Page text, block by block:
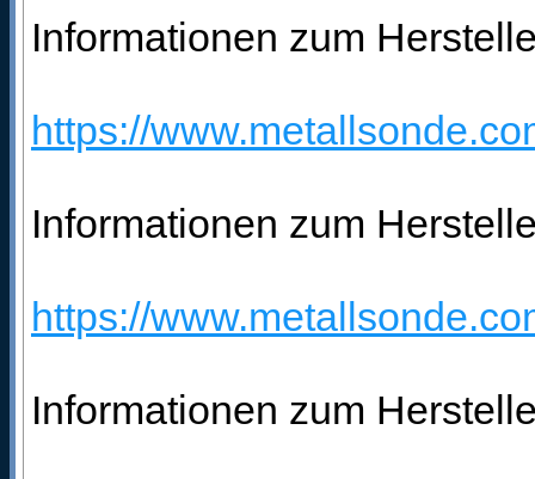
Informationen zum
https://
Informationen zum
https://
Informationen zum